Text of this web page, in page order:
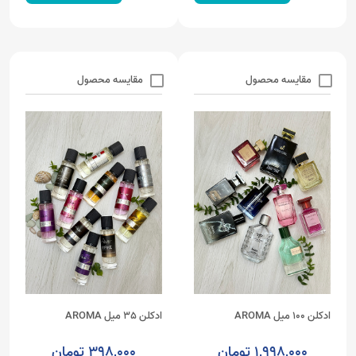
مقایسه محصول
ادکلن 100 میل AROMA
مقایسه محصول
ادکلن 35 میل AROMA